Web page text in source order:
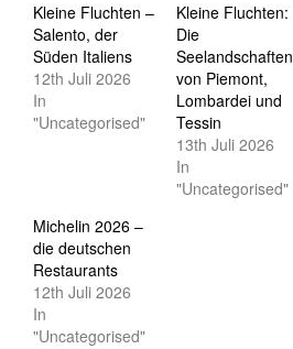
Kleine Fluchten –
Salento, der
Süden Italiens
12th Juli 2026
In
"Uncategorised"
Kleine Fluchten:
Die
Seelandschaften
von Piemont,
Lombardei und
Tessin
13th Juli 2026
In
"Uncategorised"
Michelin 2026 –
die deutschen
Restaurants
12th Juli 2026
In
"Uncategorised"